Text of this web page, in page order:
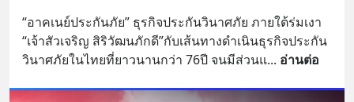
“อาคเนย์ประกันภัย” ธุรกิจประกันวินาศภัย ภายใต้ร่มเงา
“เจ้าสัวเจริญ สิริวัฒนภักดี”กับเส้นทางดำเนินธุรกิจประกัน
วินาศภัยในไทยที่ยาวนานกว่า 76ปี จนมีส่วนแ... อ่านต่อ